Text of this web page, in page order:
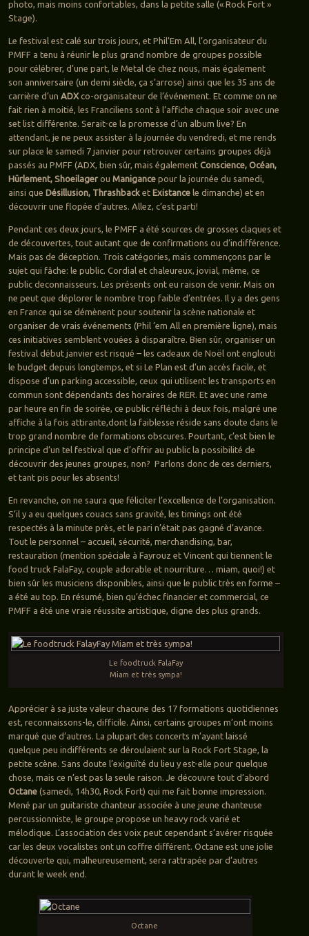
photo, mais moins confortables, dans la petite salle (« Rock Fort »
Stage).
Le festival est calé sur trois jours, et Phil’Em All, l’organisateur du
PMFF a tenu à réunir le plus grand nombre de groupes possible
pour célébrer, d’une part, le Metal de chez nous, mais également
son anniversaire (un demi siècle, ça s’arrose) ainsi que les 35 ans de
carrière d’un ADXco-organisateur de l’événement. Et comme on ne
fait rien à moitié, les Franciliens sont à l’affiche chaque soir avec une
set list différente. Serait-ce la promesse d’un album live? En
attendant, je ne peux assister à la journée du vendredi, et me rends
sur place le samedi 7 janvier pour retrouver certains groupes déjà
passés au PMFF (ADX, bien sûr, mais également Conscience, Océan,
Hürlement, Shoeilagerou Manigancepour la journée du samedi,
ainsi que Désillusion, Thrashbacket Existancele dimanche) et en
découvrir une flopée d’autres. Allez, c’est parti!
Pendant ces deux jours, le PMFF a été sources de grosses claques et
de découvertes, tout autant que de confirmations ou d’indifférence.
Mais pas de déception. Trois catégories, mais commençons par le
sujet qui fâche: le public. Cordial et chaleureux, jovial, même, ce
public deconnaisseurs. Les présents ont eu raison de venir. Mais on
ne peut que déplorer le nombre trop faible d’entrées. Il y a des gens
en France qui se démènent pour soutenir la scène nationale et
organiser de vrais événements (Phil ’em All en première ligne), mais
ces initiatives semblent vouées à disparaître. Bien sûr, organiser un
festival début janvier est risqué – les cadeaux de Noël ont englouti
le budget depuis longtemps, et si Le Plan est d’un accès facile, et
dispose d’un parking accessible, ceux qui utilisent les transports en
commun sont dépendants des horaires de RER. Et avec une rame
par heure en fin de soirée, ce public réfléchi à deux fois, malgré une
affiche à la fois attirante,dont la faiblesse réside sans doute dans le
trop grand nombre de formations obscures. Pourtant, c’est bien le
principe d’un tel festival que d’offrir au public la possibilité de
découvrir des jeunes groupes, non? Parlons donc de ces derniers,
et tant pis pour les absents!
En revanche, on ne saura que féliciter l’excellence de l’organisation.
S’il y a eu quelques couacs sans gravité, les timings ont été
respectés à la minute près, et le pari n’était pas gagné d’avance.
Tout le personnel – accueil, sécurité, merchandising, bar,
restauration (mention spéciale à Fayrouz et Vincent qui tiennent le
food truck FalaFay, couple adorable et nourriture… miam, quoi!) et
bien sûr les musiciens disponibles, ainsi que le public très en forme –
a été au top. En résumé, bien qu’échec financier et commercial, ce
PMFF a été une vraie réussite artistique, digne des plus grands.
Le foodtruck FalaFay
Miam et très sympa!
Apprécier à sa juste valeur chacune des 17 formations quotidiennes
est, reconnaissons-le, difficile. Ainsi, certains groupes m’ont moins
marqué que d’autres. La plupart des concerts m’ayant laissé
quelque peu indifférents se déroulaient sur la Rock Fort Stage, la
petite scène. Sans doute l’exiguïté du lieu y est-elle pour quelque
chose, mais ce n’est pas la seule raison. Je découvre tout d’abord
Octane(samedi, 14h30, Rock Fort) qui me fait bonne impression.
Mené par un guitariste chanteur associée à une jeune chanteuse
percussionniste, le groupe propose un heavy rock varié et
mélodique. L’association des voix peut cependant s’avérer risquée
car les deux vocalistes ont un coffre différent. Octane est une jolie
découverte qui, malheureusement, sera rattrapée par d’autres
durant le week end.
Octane